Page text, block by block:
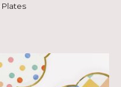
Plates
Items